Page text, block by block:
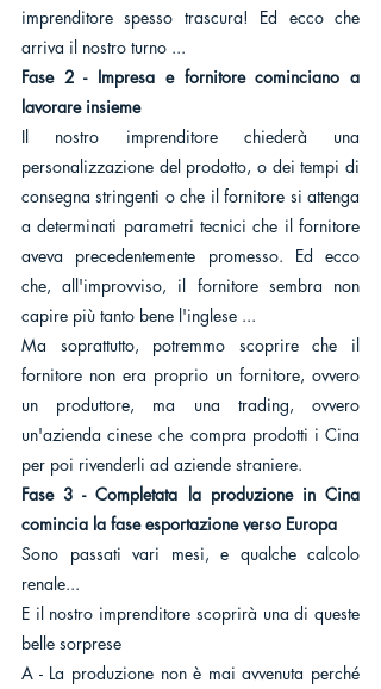
imprenditore spesso trascura! Ed ecco che
arriva il nostro turno ...
Fase 2 - Impresa e fornitore cominciano a
lavorare insieme
Il nostro imprenditore chiederà una
personalizzazione del prodotto, o dei tempi di
consegna stringenti o che il fornitore si attenga
a determinati parametri tecnici che il fornitore
aveva precedentemente promesso. Ed ecco
che, all'improvviso, il fornitore sembra non
capire più tanto bene l'inglese ...
Ma soprattutto, potremmo scoprire che il
fornitore non era proprio un fornitore, ovvero
un produttore, ma una trading, ovvero
un'azienda cinese che compra prodotti i Cina
per poi rivenderli ad aziende straniere.
Fase 3 - Completata la produzione in Cina
comincia la fase esportazione verso Europa
Sono passati vari mesi, e qualche calcolo
renale...
E il nostro imprenditore scoprirà una di queste
belle sorprese
A - La produzione non è mai avvenuta perché